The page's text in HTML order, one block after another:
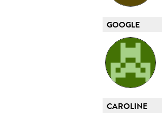
GOOGLE
CAROLINE